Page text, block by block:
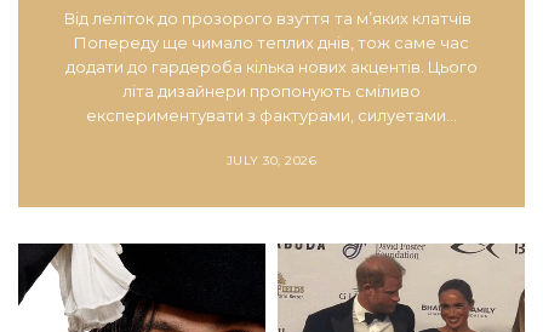
Від леліток до прозорого взуття та м’яких клатчів
Попереду ще чимало теплих днів, тож саме час
додати до гардероба кілька нових акцентів. Цього
літа дизайнери пропонують сміливо
експериментувати з фактурами, силуетами…
JULY 30, 2026